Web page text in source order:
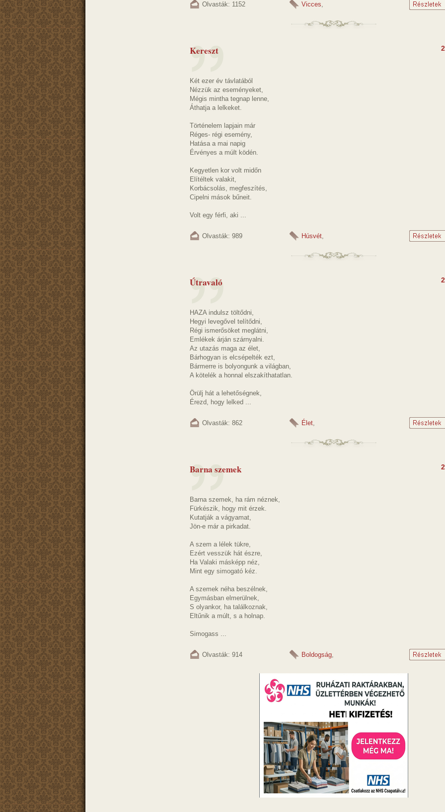
Olvasták: 1152 Vicces,
Kereszt
Két ezer év távlatából
Nézzük az eseményeket,
Mégis mintha tegnap lenne,
Áthatja a lelkeket.
Történelem lapjain már
Réges- régi esemény,
Hatása a mai napig
Érvényes a múlt ködén.
Kegyetlen kor volt midőn
Elítéltek valakit,
Korbácsolás, megfeszítés,
Cipelni mások bűneit.
Volt egy férfi, aki ...
Olvasták: 989 Húsvét,
Útravaló
HAZA indulsz töltődni,
Hegyi levegővel telítődni,
Régi ismerősöket meglátni,
Emlékek árján szárnyalni.
Az utazás maga az élet,
Bárhogyan is elcsépelték ezt,
Bármerre is bolyongunk a világban,
A kötelék a honnal elszakíthatatlan.
Örülj hát a lehetőségnek,
Érezd, hogy lelked ...
Olvasták: 862 Élet,
Barna szemek
Barna szemek, ha rám néznek,
Fürkészik, hogy mit érzek.
Kutatják a vágyamat,
Jön-e már a pirkadat.
A szem a lélek tükre,
Ezért vesszük hát észre,
Ha Valaki másképp néz,
Mint egy simogató kéz.
A szemek néha beszélnek,
Egymásban elmerülnek,
S olyankor, ha találkoznak,
Eltűnik a múlt, s a holnap.
Simogass ...
Olvasták: 914 Boldogság,